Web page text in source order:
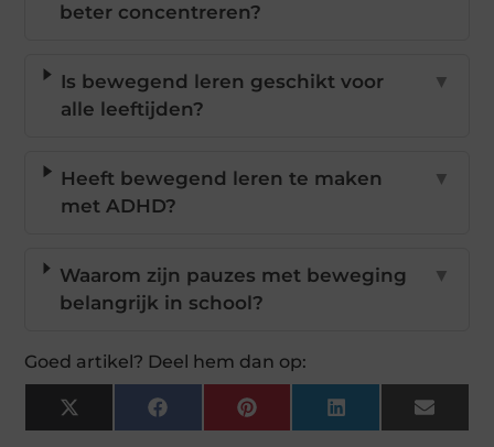
beter concentreren?
Is bewegend leren geschikt voor
alle leeftijden?
▼
Heeft bewegend leren te maken
met ADHD?
▼
Waarom zijn pauzes met beweging
belangrijk in school?
▼
Goed artikel? Deel hem dan op:
X
(Twitter)
FacebookPinterestLinkedInEmail